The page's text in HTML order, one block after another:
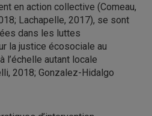
en action collective (Comeau,
Lachapelle, 2017), se sont
dans les luttes
la justice écosociale au
l’échelle autant locale
2018; Gonzalez-Hidalgo